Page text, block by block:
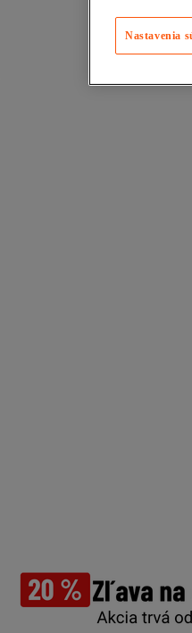
Nastavenia